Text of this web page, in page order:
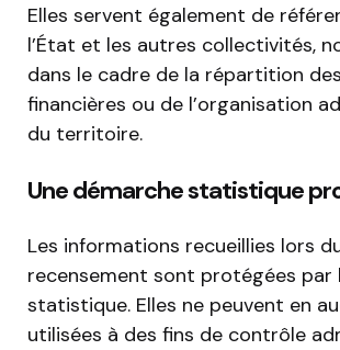
Elles servent également de
l’État et les autres collectivités,
dans le cadre de la répartition
financières ou de l’organisation
du territoire.
Une démarche statistique
Les informations recueillies lors
recensement sont protégées par
statistique. Elles ne peuvent en
utilisées à des fins de contrôle